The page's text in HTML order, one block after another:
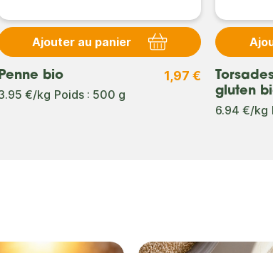
Ajouter au panier
bio 1,97 €
€/kg Poids : 500 g
gluten
6.94 €/kg